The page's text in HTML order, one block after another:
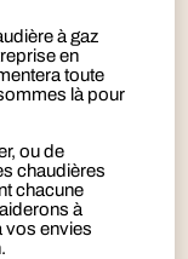
à gaz
en
toute
là pour
ou de
chaudières
chacune
à
vos envies